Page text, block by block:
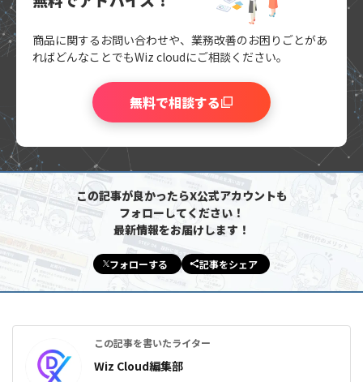
商品に関するお問い合わせや、業務改善のお困りごとがあ
ればどんなことでもWiz cloudにご相談ください。
無料で相談する
この記事が良かったらX公式アカウントも
フォローしてください！
最新情報をお届けします！
フォローする 記事をシェア
この記事を書いたライター
Wiz Cloud編集部